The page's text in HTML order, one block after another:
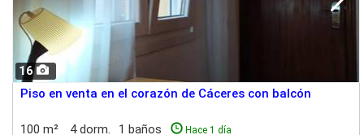
16
Piso en venta en el corazón de Cáceres con balcón
100 m² 4 dorm. 1 baños Hace 1 día